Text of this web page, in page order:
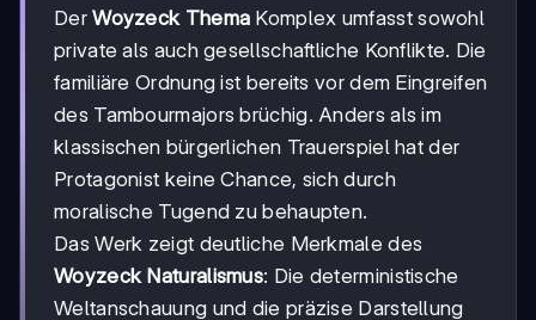
DerWoyzeck Thema Komplex umfasst sowohl
private als auch gesellschaftliche Konflikte. Die
familiäre Ordnung ist bereits vor dem Eingreifen
des Tambourmajors brüchig. Anders als im
klassischen bürgerlichen Trauerspiel hat der
Protagonist keine Chance, sich durch
moralische Tugend zu behaupten.
Das Werk zeigt deutliche Merkmale des
Woyzeck Naturalismus: Die deterministische
Weltanschauung und die präzise Darstellung